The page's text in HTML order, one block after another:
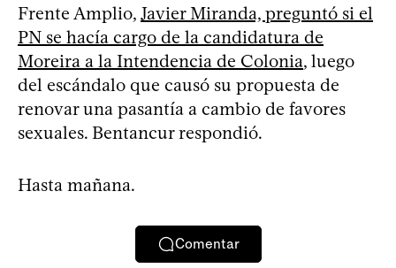
Frente Amplio, Javier Miranda, preguntó si el
PN se hacía cargo de la candidatura de
Moreira a la Intendencia de Colonia, luego
del escándalo que causó su propuesta de
renovar una pasantía a cambio de favores
sexuales. Bentancur respondió.
Hasta mañana.
Comentar